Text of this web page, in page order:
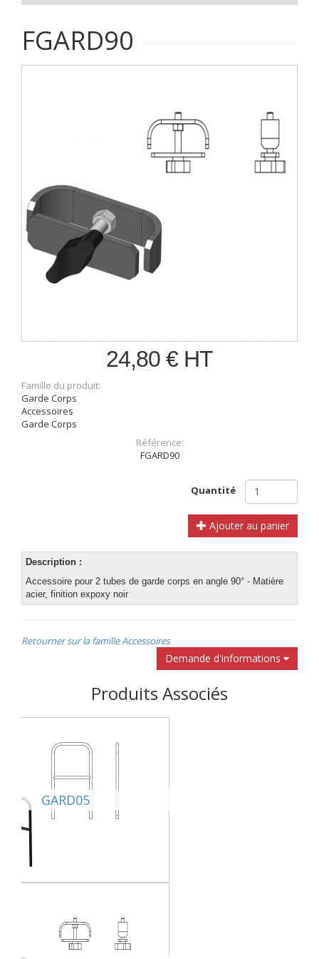
FGARD90
24,80 € HT
Famille du produit:
Garde Corps
Accessoires
Garde Corps
Référence:
FGARD90
Quantité
Ajouter au panier
Description :
Accessoire pour 2 tubes de garde corps en angle 90° - Matière
acier, finition expoxy noir
Retourner sur la famille Accessoires
Demande d'informations
Produits Associés
GARD05